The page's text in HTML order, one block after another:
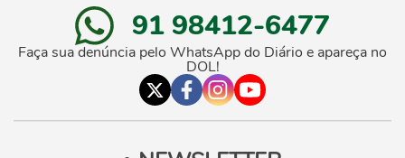
91 98412-6477
Faça sua denúncia pelo WhatsApp do Diário e apareça no
DOL!